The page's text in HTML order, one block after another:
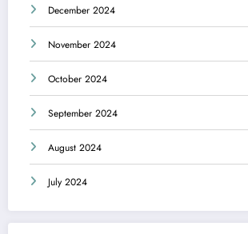
December 2024
November 2024
October 2024
September 2024
August 2024
July 2024